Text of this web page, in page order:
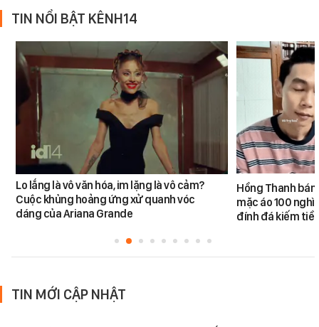
TIN NỔI BẬT KÊNH14
Lo lắng là vô văn hóa, im lặng là vô cảm?
Cuộc khủng hoảng ứng xử quanh vóc
dáng của Ariana Grande
Hồng Thanh
mặc áo 100
đính đá kiếm
TIN MỚI CẬP NHẬT